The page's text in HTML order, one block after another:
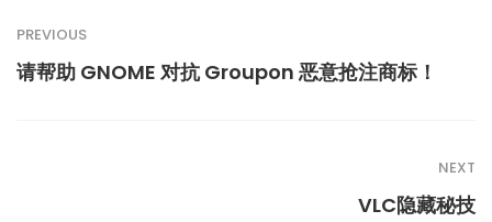
PREVIOUS
请帮助 GNOME 对抗 Groupon 恶意抢注商标！
NEXT
VLC隐藏秘技